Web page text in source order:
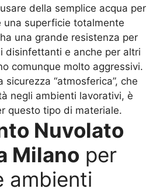
della semplice acqua per
una superficie totalmente
una grande resistenza per
disinfettanti e anche per altri
comunque molto aggressivi.
sicurezza “atmosferica”, che
negli ambienti lavorativi, è
questo tipo di materiale.
Nuvolato
Milano per
ambienti